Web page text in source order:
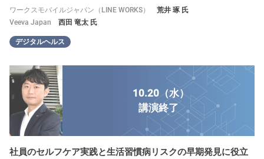
ワークスモバイルジャパン（LINE WORKS） 荒井 琢 氏
Veeva Japan 西田 竜太 氏
デジタルヘルス
10.20（水）
講演終了
社員のセルフケア実践と生活習慣病リスクの早期発見に役立